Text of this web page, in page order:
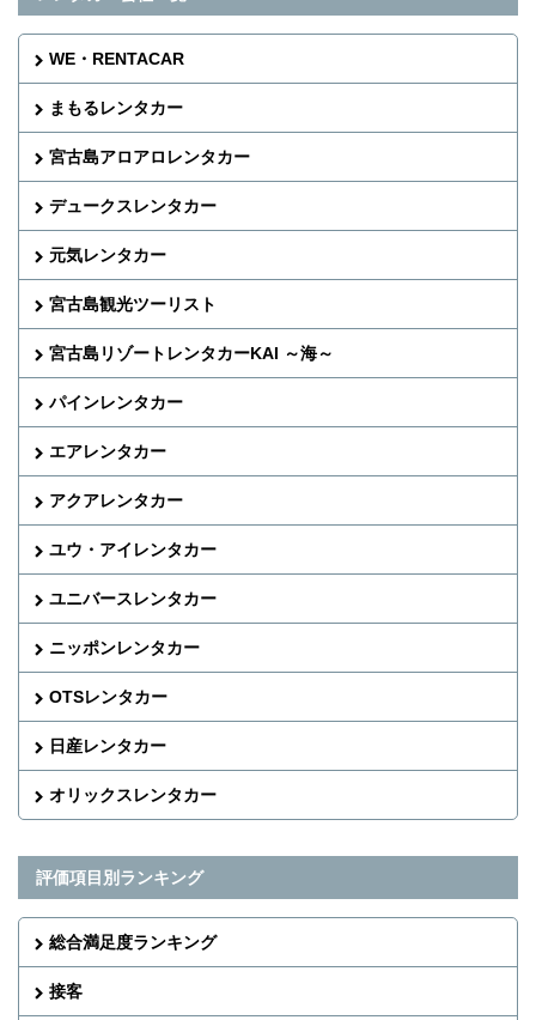
WE・RENTACAR
まもるレンタカー
宮古島アロアロレンタカー
デュークスレンタカー
元気レンタカー
宮古島観光ツーリスト
宮古島リゾートレンタカーKAI ～海～
パインレンタカー
エアレンタカー
アクアレンタカー
ユウ・アイレンタカー
ユニバースレンタカー
ニッポンレンタカー
OTSレンタカー
日産レンタカー
オリックスレンタカー
評価項目別ランキング
総合満足度ランキング
接客